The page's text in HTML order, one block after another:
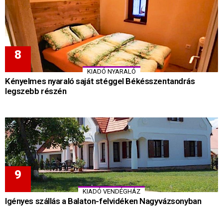
KIADÓ NYARALÓ
Kényelmes nyaraló saját stéggel Békésszentandrás
legszebb részén
KIADÓ VENDÉGHÁZ
Igényes szállás a Balaton-felvidéken Nagyvázsonyban